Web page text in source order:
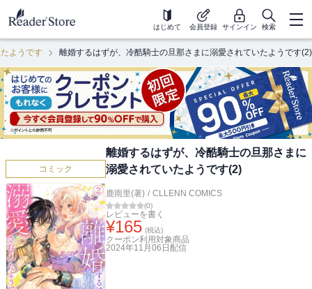
はじめて 会員登録 サインイン 検索
ようです 離婚するはずが、冷酷騎士の旦那さまに溺愛されていたようです(2)
コミック
離婚するはずが、冷酷騎士の旦那さまに
溺愛されていたようです(2)
鹿雨里(著) / CLLENN COMICS
(0)
レビューを書く
¥165 (税込)
クーポン利用対象商品
2024年11月06日 配信